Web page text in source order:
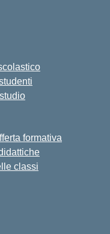
formativa
classi